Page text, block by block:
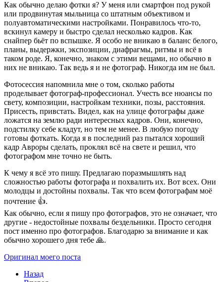
Как обычно делаю фотки я? У меня или смартфон под рукой
или продвинутая мыльница со штатным объективом и
полуавтоматическими настройками. Понравилось что-то,
вскинул камеру и быстро сделал несколько кадров. Как
снайпер бьёт по вспышке. Я особо не вникаю в баланс белого,
планы, выдержки, экспозиции, диафрагмы, ритмы и всё в
таком роде. Я, конечно, знаком с этими вещами, но обычно в
них не вникаю. Так ведь я и не фотограф. Никогда им не был.
Фотосессия напомнила мне о том, сколько работы
проделывает фотограф-профессионал. Учесть все нюансы по
свету, композиции, настройкам техники, позы, расстояния.
Присесть, привстать. Видел, как на улице фотографы даже
ложатся на землю ради интересных кадров. Они, конечно,
подстилку себе кладут, но тем не менее. В любую погоду
готовы фоткать. Когда я в последний раз пытался хороший
кадр Авроры сделать, проклял всё на свете и решил, что
фотографом мне точно не быть.
К чему я всё это пишу. Предлагаю поразмышлять над
сложностью работы фотографа и похвалить их. Вот всех. Они
молодцы и достойны похвалы. Так что всем фотографам моё
почтение 👍.
Как обычно, если я пишу про фотографов, это не означает, что
другие - недостойные похвалы бездельники. Просто сегодня
пост именно про фотографов. Благодарю за внимание и как
обычно хорошего дня тебе 🙏.
Оригинал моего поста
Назад